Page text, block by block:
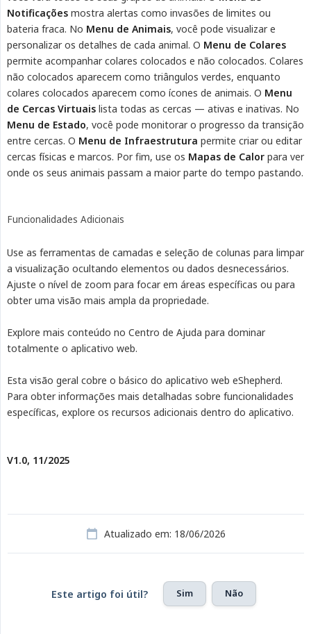
Notificações mostra alertas como invasões de limites ou
bateria fraca. No Menu de Animais, você pode visualizar e
personalizar os detalhes de cada animal. O Menu de Colares
permite acompanhar colares colocados e não colocados. Colares
não colocados aparecem como triângulos verdes, enquanto
colares colocados aparecem como ícones de animais. O Menu
de Cercas Virtuais lista todas as cercas — ativas e inativas. No
Menu de Estado, você pode monitorar o progresso da transição
entre cercas. O Menu de Infraestrutura permite criar ou editar
cercas físicas e marcos. Por fim, use os Mapas de Calor para ver
onde os seus animais passam a maior parte do tempo pastando.
Funcionalidades Adicionais
Use as ferramentas de camadas e seleção de colunas para limpar
a visualização ocultando elementos ou dados desnecessários.
Ajuste o nível de zoom para focar em áreas específicas ou para
obter uma visão mais ampla da propriedade.
Explore mais conteúdo no Centro de Ajuda para dominar
totalmente o aplicativo web.
Esta visão geral cobre o básico do aplicativo web eShepherd.
Para obter informações mais detalhadas sobre funcionalidades
específicas, explore os recursos adicionais dentro do aplicativo.
V1.0, 11/2025
Atualizado em: 18/06/2026
Este artigo foi útil? Sim Não